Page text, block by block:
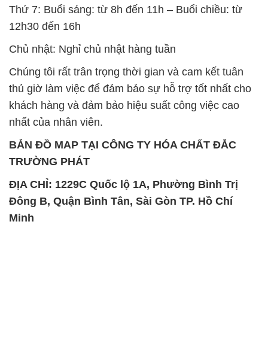
thủ giờ làm việc để đảm bảo sự hỗ trợ tốt nhất cho
khách hàng và đảm bảo hiệu suất công việc cao
nhất của nhân viên.
BẢN ĐỒ MAP TẠI CÔNG TY HÓA CHẤT ĐẮC
TRƯỜNG PHÁT
ĐỊA CHỈ: 1229C Quốc lộ 1A, Phường Bình Trị
Đông B, Quận Bình Tân, Sài Gòn TP. Hồ Chí
Minh